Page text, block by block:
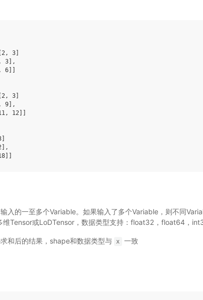
3]
3],
6]]
3]
9],
12]]
入的一至多个Variable。如果输入了多个Variable，则不同
维Tensor或LoDTensor，数据类型支持：float32，float64，
和后的结果，shape和数据类型与 x 一致